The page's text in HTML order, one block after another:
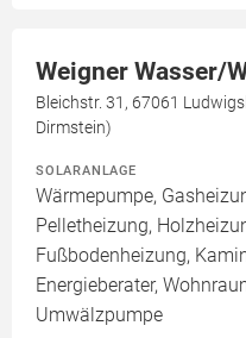
Weigner Wasser/
Bleichstr. 31, 67061
Dirmstein)
SOLARANLAGE
Wärmepumpe,
Pelletheizung,
Fußbodenheizung,
Energieberater,
Umwälzpumpe